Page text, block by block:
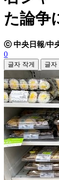
た論争
ⓒ 中央日報/中
0
글자 작게 글자